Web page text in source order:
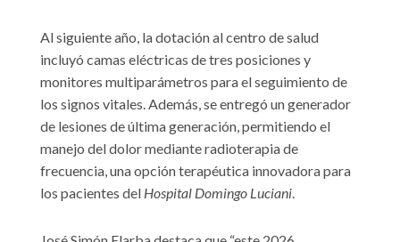
Al siguiente año, la dotación al centro de salud
incluyó camas eléctricas de tres posiciones y
monitores multiparámetros para el seguimiento de
los signos vitales. Además, se entregó un generador
de lesiones de última generación, permitiendo el
manejo del dolor mediante radioterapia de
frecuencia, una opción terapéutica innovadora para
los pacientes del Hospital Domingo Luciani.